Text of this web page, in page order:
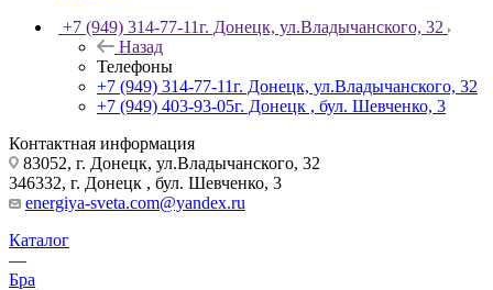
+7 (949) 314-77-11г. Донецк, ул.Владычанского, 32
Назад
Телефоны
+7 (949) 314-77-11г. Донецк, ул.Владычанского, 32
+7 (949) 403-93-05г. Донецк , бул. Шевченко, 3
Контактная информация
83052, г. Донецк, ул.Владычанского, 32
346332, г. Донецк , бул. Шевченко, 3
energiya-sveta.com@yandex.ru
Каталог
—
Бра